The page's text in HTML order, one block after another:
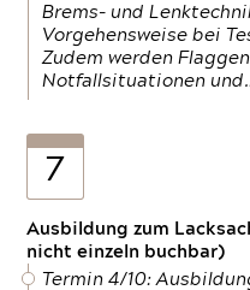
Brems- und
Vorgehensweise bei
Zudem werden
Notfallsituationen
7
Ausbildung zum
nicht einzeln buchbar)
Termin 4/10: